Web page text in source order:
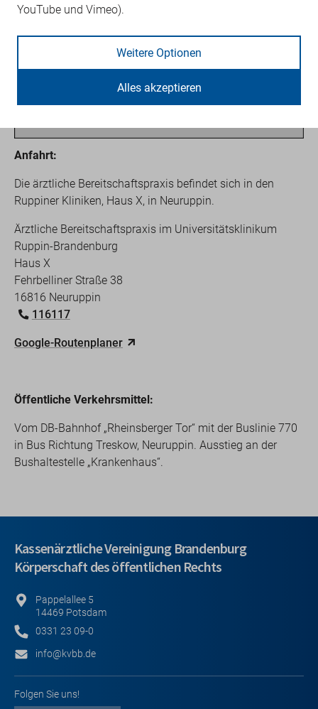
Anfahrt:
Die ärztliche Bereitschaftspraxis befindet sich in den
Ruppiner Kliniken, Haus X, in Neuruppin.
Ärztliche Bereitschaftspraxis im Universitätsklinikum
Ruppin-Brandenburg
Haus X
Fehrbelliner Straße 38
16816 Neuruppin
116117
Google-Routenplaner
Öffentliche Verkehrsmittel:
Vom DB-Bahnhof „Rheinsberger Tor“ mit der Buslinie 770
in Bus Richtung Treskow, Neuruppin. Ausstieg an der
Bushaltestelle „Krankenhaus“.
Kassenärztliche Vereinigung Brandenburg
Körperschaft des öffentlichen Rechts
Pappelallee 5
14469 Potsdam
0331 23 09-0
info@kvbb.de
Folgen Sie uns!
YouTube und Vimeo).
Weitere Optionen
Alles akzeptieren